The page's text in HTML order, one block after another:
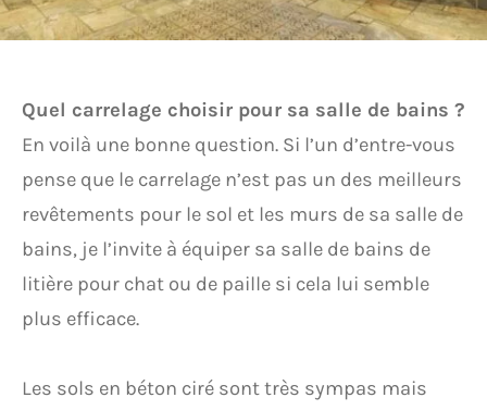
Quel carrelage choisir pour sa salle de bains ?
En voilà une bonne question. Si l’un d’entre-vous
pense que le carrelage n’est pas un des meilleurs
revêtements pour le sol et les murs de sa salle de
bains, je l’invite à équiper sa salle de bains de
litière pour chat ou de paille si cela lui semble
plus efficace.
Les sols en béton ciré sont très sympas mais